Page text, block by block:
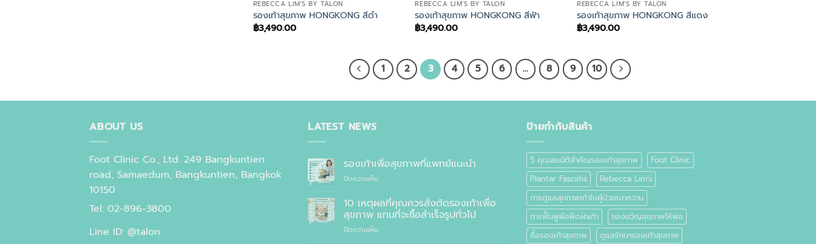
REBECCA LIM'S BY TALON
รองเท้าสุขภาพ HONGKONG สีดำ
฿3,490.00
REBECCA LIM'S BY TALON
รองเท้าสุขภาพ HONGKONG สีฟ้า
฿3,490.00
REBECCA LIM'S BY TALON
รองเท้าสุขภาพ HONGKONG สีแดง
฿3,490.00
1 2 3 4 5 6 … 8 9 10
ABOUT US
Foot Clinic Co., Ltd. 249 Bangkuntien
road, Samaedum, Bangkuntien, Bangkok
10150
Tel: 02-896-3800
Line ID: @talon
LATEST NEWS
รองเท้าเพื่อสุขภาพที่แพทย์แนะนำ
ปิดความเห็นบน
เพื่อ
สุขภาพ
ที่
แพทย์
10 เหตุผลที่คุณควรสั่งตัดรองเท้าเพื่อ
สุขภาพ แทนที่จะซื้อสำเร็จรูปทั่วไป
ปิดความเห็นบน
ป้ายกำกับสินค้า
5 คุณสมบัติสำคัญรองเท้าสุขภาพ
Foot Clinic
Plantar Fasciitis
Rebecca Lim's
การดูแลสุขภาพเท้าในผู้ป่วยเบาหวาน
การฟื้นฟูผังพืดฝ่าเท้า
ของขวัญสุขภาพให้พ่อ
ซื้อรองเท้าสุขภาพ
ดูแลรักษารองเท้าสุขภาพ